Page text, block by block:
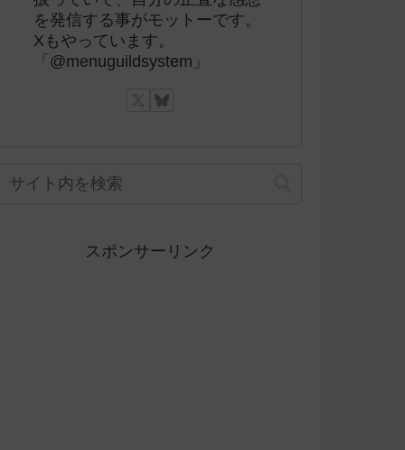
を発信する事がモットーです。
Xもやっています。
「@menuguildsystem」
スポンサーリンク